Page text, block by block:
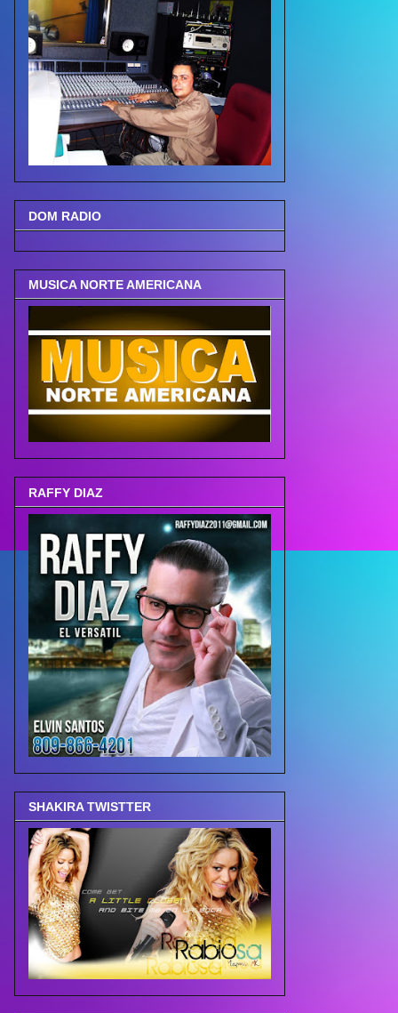
DOM RADIO
MUSICA NORTE AMERICANA
RAFFY DIAZ
SHAKIRA TWISTTER